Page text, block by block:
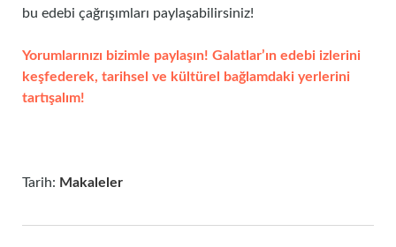
bu edebi çağrışımları paylaşabilirsiniz!
Yorumlarınızı bizimle paylaşın! Galatlar’ın edebi izlerini
keşfederek, tarihsel ve kültürel bağlamdaki yerlerini
tartışalım!
Tarih: Makaleler